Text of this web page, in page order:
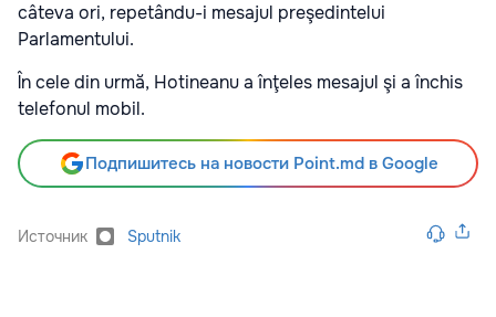
câteva ori, repetându-i mesajul preşedintelui
Parlamentului.
În cele din urmă, Hotineanu a înţeles mesajul şi a închis
telefonul mobil.
Подпишитесь на новости Point.md в Google
Источник Sputnik